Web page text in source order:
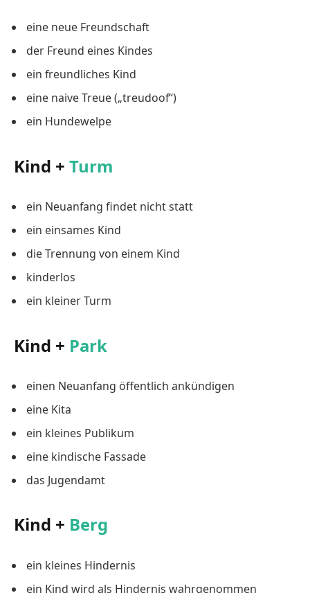
eine neue Freundschaft
der Freund eines Kindes
ein freundliches Kind
eine naive Treue („treudoof“)
ein Hundewelpe
Kind + Turm
ein Neuanfang findet nicht statt
ein einsames Kind
die Trennung von einem Kind
kinderlos
ein kleiner Turm
Kind + Park
einen Neuanfang öffentlich ankündigen
eine Kita
ein kleines Publikum
eine kindische Fassade
das Jugendamt
Kind + Berg
ein kleines Hindernis
ein Kind wird als Hindernis wahrgenommen